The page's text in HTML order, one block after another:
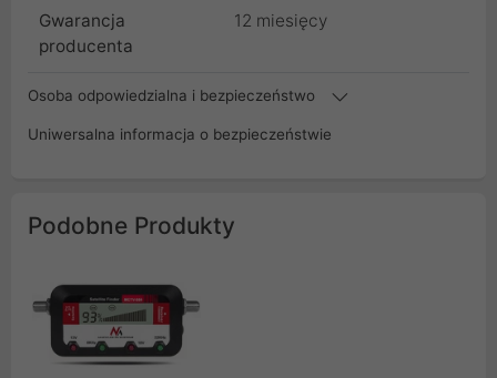
Gwarancja
producenta
12 miesięcy
Osoba odpowiedzialna i bezpieczeństwo
Uniwersalna informacja o bezpieczeństwie
Podobne Produkty